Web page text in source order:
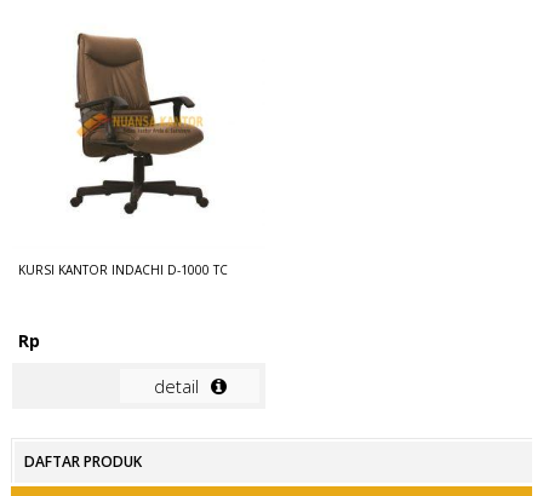
KURSI KANTOR INDACHI D-1000 TC
Rp
detail
DAFTAR PRODUK